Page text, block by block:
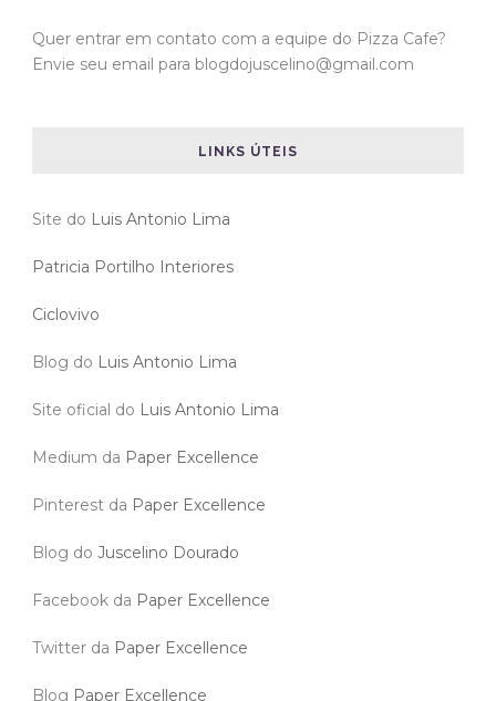
Quer entrar em contato com a equipe do Pizza Cafe?
Envie seu email para blogdojuscelino@gmail.com
LINKS ÚTEIS
Site do Luis Antonio Lima
Patricia Portilho Interiores
Ciclovivo
Blog do Luis Antonio Lima
Site oficial do Luis Antonio Lima
Medium da Paper Excellence
Pinterest da Paper Excellence
Blog do Juscelino Dourado
Facebook da Paper Excellence
Twitter da Paper Excellence
Blog Paper Excellence